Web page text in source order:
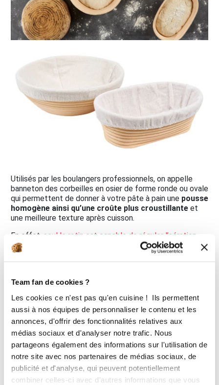
Team fan de cookies ?
Les cookies ce n'est pas qu'en cuisine ! Ils permettent
aussi à nos équipes de personnaliser le contenu et les
annonces, d'offrir des fonctionnalités relatives aux
médias sociaux et d'analyser notre trafic. Nous
partageons également des informations sur l'utilisation de
notre site avec nos partenaires de médias sociaux, de
publicité et d'analyse, qui peuvent potentiellement
combiner celles-ci avec d'autres informations que vous
Utilisés par les boulangers professionnels, on appelle
banneton des corbeilles en osier de forme ronde ou ovale
qui permettent de donner à votre pâte à pain une pousse
homogène ainsi qu’une croûte plus croustillante et
une meilleure texture après cuisson.
En effet, seul le rotin est capable de réguler l’aération
nécessaire et de compenser la perte d’humidité durant la
fermentation de la pâte
. Équipez-vous de
JE DÉCOUVRE
La cuisson du pain à la
maison
Une fois votre pâte à pain maison préparé et levée, reste